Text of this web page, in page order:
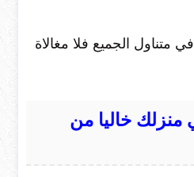
متناول الجميع فلا مغالاة
منزلك خاليا من